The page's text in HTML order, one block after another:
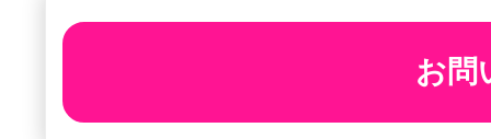
お問